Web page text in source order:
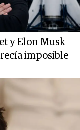
y Elon Musk
imposible